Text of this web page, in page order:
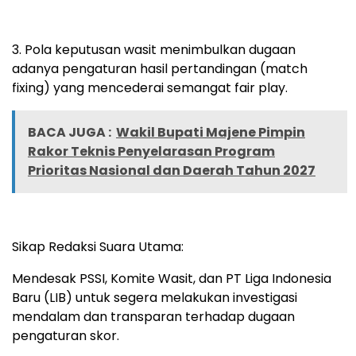
3. Pola keputusan wasit menimbulkan dugaan
adanya pengaturan hasil pertandingan (match
fixing) yang mencederai semangat fair play.
BACA JUGA : Wakil Bupati Majene Pimpin
Rakor Teknis Penyelarasan Program
Prioritas Nasional dan Daerah Tahun 2027
Sikap Redaksi Suara Utama:
Mendesak PSSI, Komite Wasit, dan PT Liga Indonesia
Baru (LIB) untuk segera melakukan investigasi
mendalam dan transparan terhadap dugaan
pengaturan skor.